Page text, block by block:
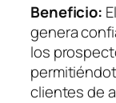
Beneficio:
genera
los
clientes de